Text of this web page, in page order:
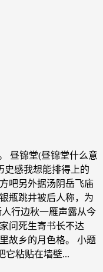
昼锦堂(昼锦堂什么意
史感我想能排得上的
吧另外据汤阴岳飞庙
瓶跳井被后人称，为
行边秋一雁声露从今
问死生寄书长不达
故乡的月色格。 小题
它粘贴在墙壁...